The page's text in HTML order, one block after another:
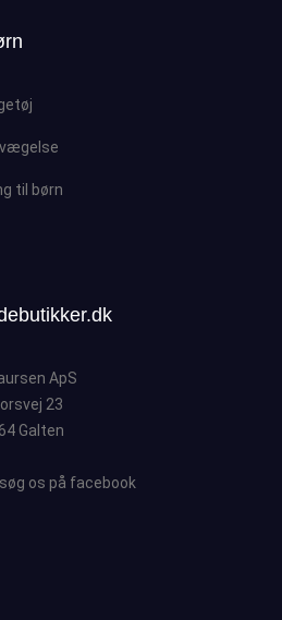
til børn
ApS
23
Galten
os på facebook